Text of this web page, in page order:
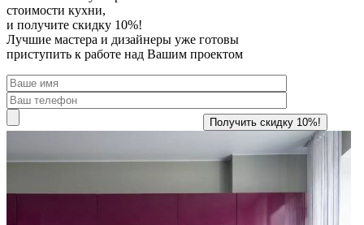
стоимости кухни,
и получите скидку 10%!
Лучшие мастера и дизайнеры уже готовы
приступить к работе над Вашим проектом